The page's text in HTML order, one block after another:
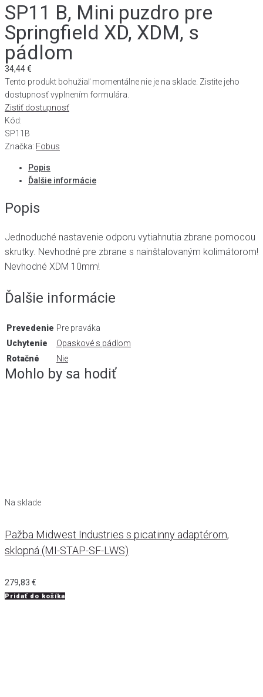
SP11 B, Mini puzdro pre
Springfield XD, XDM, s
pádlom
34,44€
Tento produkt bohužiaľ momentálne nie je na sklade. Zistite jeho
dostupnosť vyplnením formulára.
Zistiť dostupnosť
Kód:
SP11B
Značka: Fobus
Popis
Ďalšie informácie
Popis
Jednoduché nastavenie odporu vytiahnutia zbrane pomocou
skrutky. Nevhodné pre zbrane s nainštalovaným kolimátorom!
Nevhodné XDM 10mm!
Ďalšie informácie
Prevedenie Pre praváka
Uchytenie
Opaskové s pádlom
Rotačné
Nie
Mohlo by sa hodiť
Na sklade
Pažba Midwest Industries s picatinny adaptérom,
sklopná (MI-STAP-SF-LWS)
279,83 €
Pridať do košíka